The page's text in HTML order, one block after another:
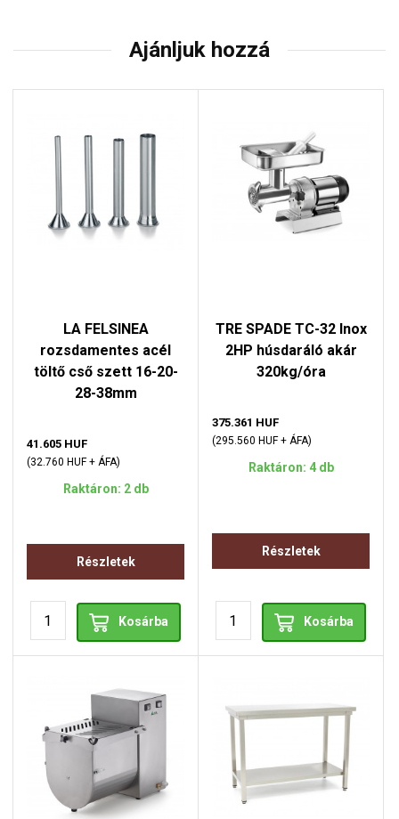
Ajánljuk hozzá
LA FELSINEA
rozsdamentes acél
töltő cső szett 16-20-
28-38mm
41.605 HUF
(32.760 HUF + ÁFA)
Raktáron: 2 db
Részletek
Kosárba
TRE SPADE TC-32 Inox
2HP húsdaráló akár
320kg/óra
375.361 HUF
(295.560 HUF + ÁFA)
Raktáron: 4 db
Részletek
Kosárba